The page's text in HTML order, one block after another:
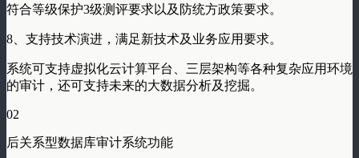
符合等级保护3级测评要求以及防统方政策要求。
8、支持技术演进，满足新技术及业务应用要求。
系统可支持虚拟化云计算平台、三层架构等各种复杂应用环境
的审计，还可支持未来的大数据分析及挖掘。
02
后关系型数据库审计系统功能